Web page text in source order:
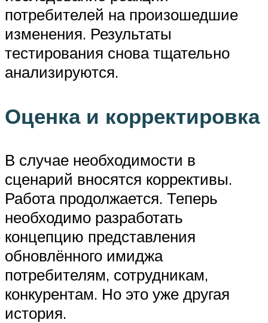
потребителей на произошедшие
изменения. Результаты
тестирования снова тщательно
анализируются.
Оценка и корректировка
В случае необходимости в
сценарий вносятся коррективы.
Работа продолжается. Теперь
необходимо разработать
концепцию представления
обновлённого имиджа
потребителям, сотрудникам,
конкурентам. Но это уже другая
история.